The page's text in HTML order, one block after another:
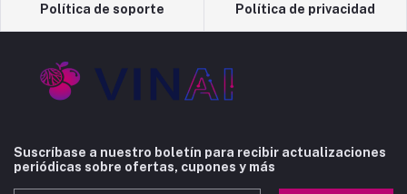
Política de soporte Política de privacidad
Suscríbase a nuestro boletín para recibir actualizaciones
periódicas sobre ofertas, cupones y más